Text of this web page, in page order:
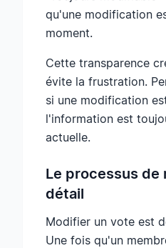
qu'une modification
moment.
Cette transparence
évite la frustration.
si une modification
l'information est
actuelle.
Le processus de
détail
Modifier un vote est
Une fois qu'un